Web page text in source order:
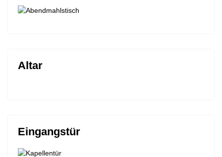
Altar
Eingangstür